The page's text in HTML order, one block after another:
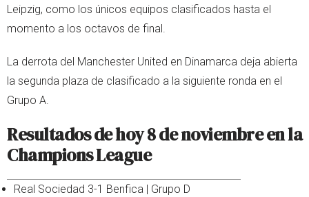
Leipzig, como los únicos equipos clasificados hasta el
momento a los octavos de final.
La derrota del Manchester United en Dinamarca deja abierta
la segunda plaza de clasificado a la siguiente ronda en el
Grupo A.
Resultados de hoy 8 de noviembre en la
Champions League
Real Sociedad 3-1 Benfica | Grupo D